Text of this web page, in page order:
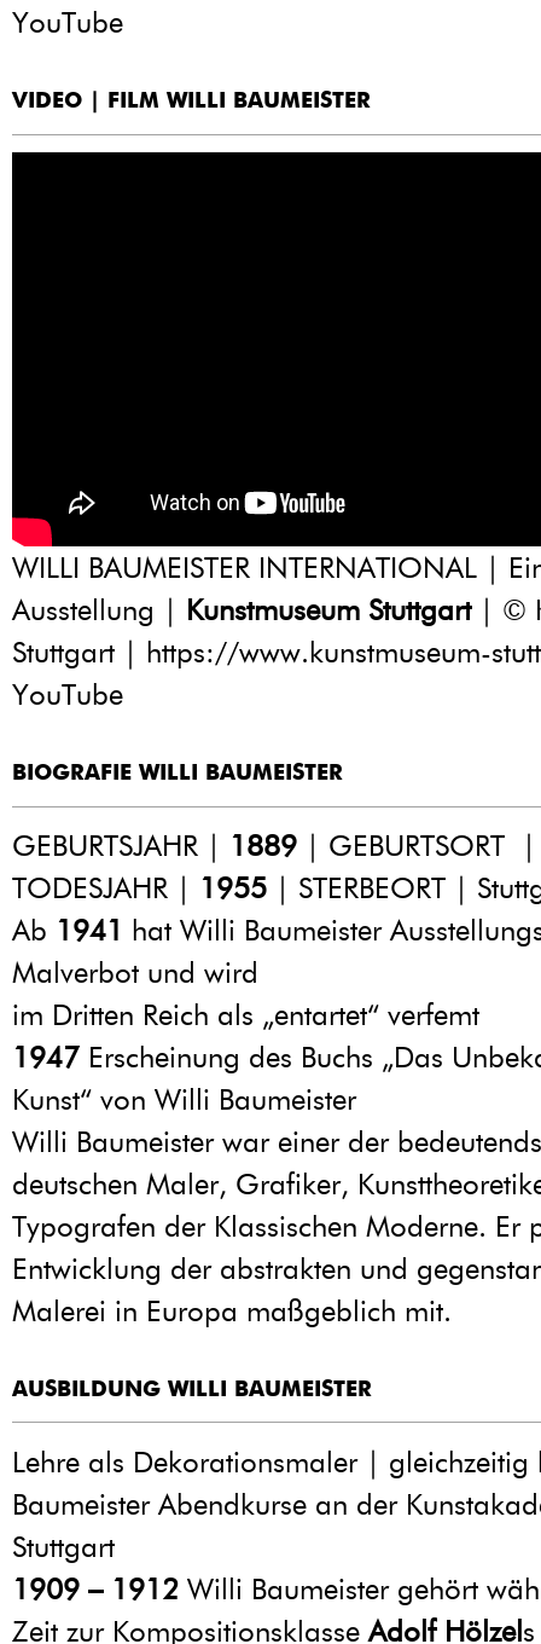
YouTube
VIDEO | FILM WILLI BAUMEISTER
WILLI BAUMEISTER INTERNATIONAL |
Ausstellung | Kunstmuseum Stuttgart| ©
Stuttgart | https://www.kunstmuseum-
YouTube
BIOGRAFIE WILLI BAUMEISTER
GEBURTSJAHR | 1889 | GEBURTSORT
TODESJAHR | 1955 | STERBEORT |
Ab 1941 hat Willi Baumeister
Malverbot und wird
im Dritten Reich als „entartet“ verfemt
1947 Erscheinung des Buchs „Das
Kunst“ von Willi Baumeister
Willi Baumeister war einer der
deutschen Maler, Grafiker,
Typografen der Klassischen Moderne. Er
Entwicklung der abstrakten und
Malerei in Europa maßgeblich mit.
AUSBILDUNG WILLI BAUMEISTER
Lehre als Dekorationsmaler | gleichzeitig
Baumeister Abendkurse an der
Stuttgart
1909 – 1912 Willi Baumeister gehört
Zeit zur Kompositionsklasse Adolf Hölzel